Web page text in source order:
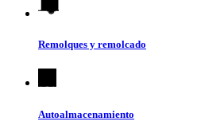
Remolques y remolcado
Autoalmacenamiento